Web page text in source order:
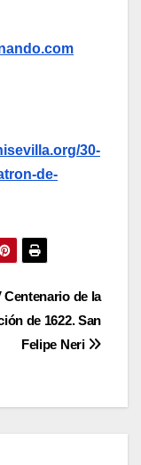
30-
de-
Centenario de la
de 1622. San
Felipe Neri